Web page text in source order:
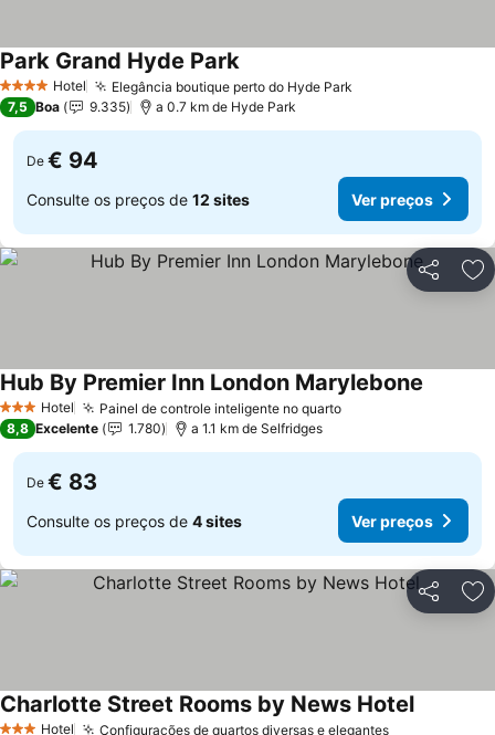
4 EstrelasHotel Elegância boutique perto do Hyde Park
Park Grand Hyde Park
7,5 Boa 9.335 a 0.7 km de Hyde Park
De € 94
Consulte os preços de 12 sites Ver preços
Partilhar
3 EstrelasHotel Painel de controle inteligente no quarto
Hub By Premier Inn London Marylebone
8,8 Excelente 1.780 a 1.1 km de Selfridges
De € 83
Consulte os preços de 4 sites Ver preços
Partilhar
Hotel Configurações de quartos diversas e elegantes
Charlotte Street Rooms by News Hotel